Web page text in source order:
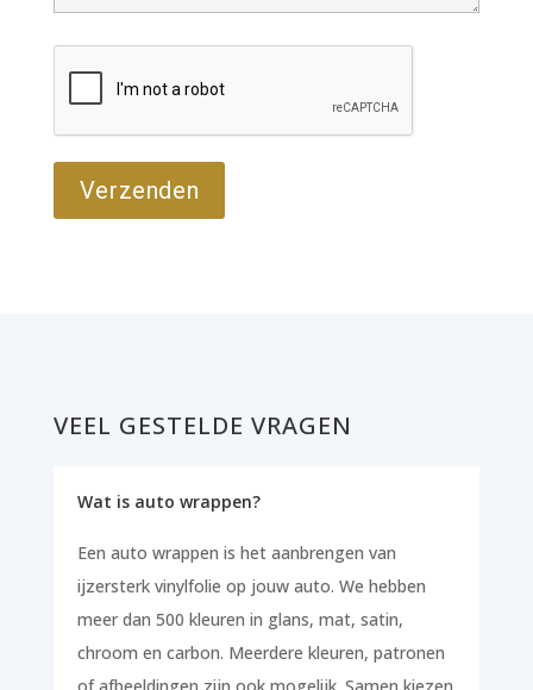
VEEL GESTELDE VRAGEN
Wat is auto wrappen?
Een auto wrappen is het aanbrengen van
ijzersterk vinylfolie op jouw auto. We hebben
meer dan 500 kleuren in glans, mat, satin,
chroom en carbon. Meerdere kleuren, patronen
of afbeeldingen zijn ook mogelijk. Samen kiezen